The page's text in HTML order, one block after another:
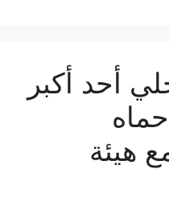
أحد أكبر
هيئة